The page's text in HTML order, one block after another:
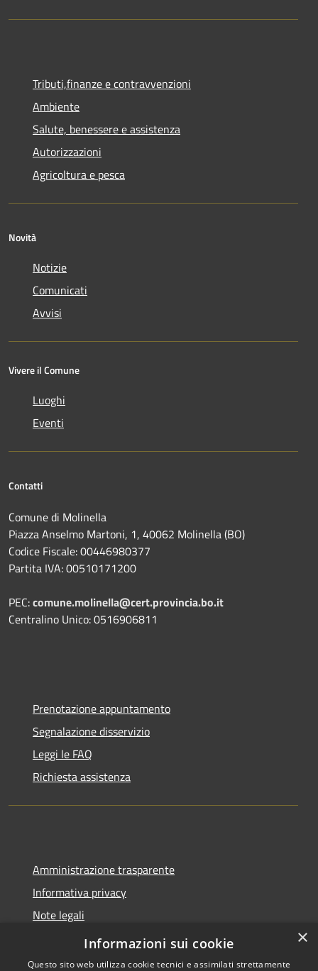
Tributi,finanze e contravvenzioni
Ambiente
Salute, benessere e assistenza
Autorizzazioni
Agricoltura e pesca
Novità
Notizie
Comunicati
Avvisi
Vivere il Comune
Luoghi
Eventi
Contatti
Comune di Molinella
Piazza Anselmo Martoni, 1, 40062 Molinella (BO)
Codice Fiscale: 00446980377
Partita IVA: 00510171200
PEC:comune.molinella@cert.provincia.bo.it
Centralino Unico: 0516906811
Prenotazione appuntamento
Segnalazione disservizio
Leggi le FAQ
Richiesta assistenza
Amministrazione trasparente
Informativa privacy
Note legali
Dichiarazione di accessibilità
×
Informazioni sui cookie
Questo sito web utilizza cookie tecnici e assimilati strettamente